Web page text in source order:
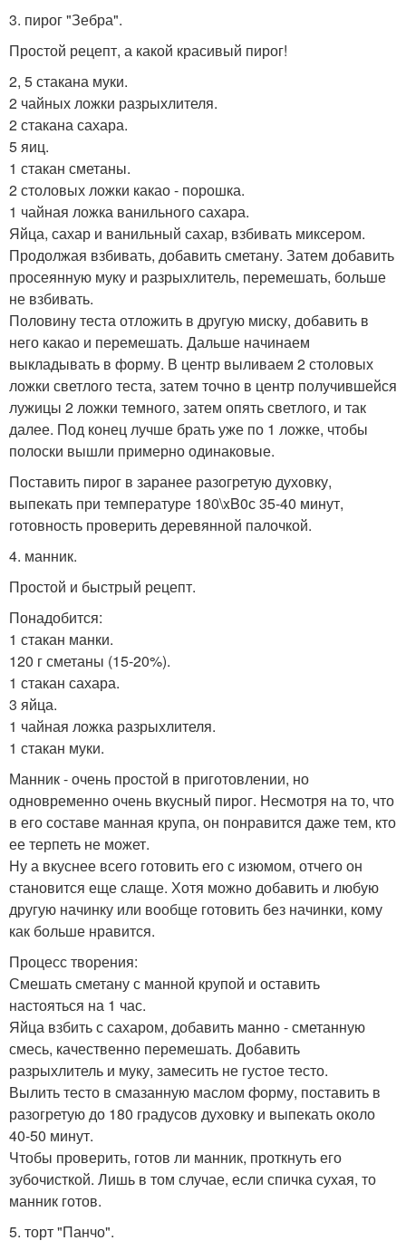
3. пирог "Зебра".
Простой рецепт, а какой красивый пирог!
2, 5 стакана муки.
2 чайных ложки разрыхлителя.
2 стакана сахара.
5 яиц.
1 стакан сметаны.
2 столовых ложки какао - порошка.
1 чайная ложка ванильного сахара.
Яйца, сахар и ванильный сахар, взбивать миксером.
Продолжая взбивать, добавить сметану. Затем добавить
просеянную муку и разрыхлитель, перемешать, больше
не взбивать.
Половину теста отложить в другую миску, добавить в
него какао и перемешать. Дальше начинаем
выкладывать в форму. В центр выливаем 2 столовых
ложки светлого теста, затем точно в центр получившейся
лужицы 2 ложки темного, затем опять светлого, и так
далее. Под конец лучше брать уже по 1 ложке, чтобы
полоски вышли примерно одинаковые.
Поставить пирог в заранее разогретую духовку,
выпекать при температуре 180\xB0с 35-40 минут,
готовность проверить деревянной палочкой.
4. манник.
Простой и быстрый рецепт.
Понадобится:
1 стакан манки.
120 г сметаны (15-20%).
1 стакан сахара.
3 яйца.
1 чайная ложка разрыхлителя.
1 стакан муки.
Манник - очень простой в приготовлении, но
одновременно очень вкусный пирог. Несмотря на то, что
в его составе манная крупа, он понравится даже тем, кто
ее терпеть не может.
Ну а вкуснее всего готовить его с изюмом, отчего он
становится еще слаще. Хотя можно добавить и любую
другую начинку или вообще готовить без начинки, кому
как больше нравится.
Процесс творения:
Смешать сметану с манной крупой и оставить
настояться на 1 час.
Яйца взбить с сахаром, добавить манно - сметанную
смесь, качественно перемешать. Добавить
разрыхлитель и муку, замесить не густое тесто.
Вылить тесто в смазанную маслом форму, поставить в
разогретую до 180 градусов духовку и выпекать около
40-50 минут.
Чтобы проверить, готов ли манник, проткнуть его
зубочисткой. Лишь в том случае, если спичка сухая, то
манник готов.
5. торт "Панчо".